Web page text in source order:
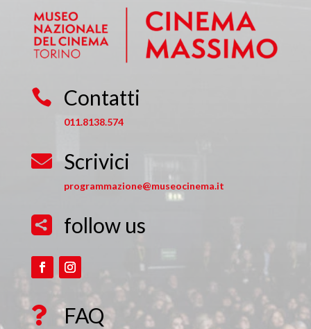
 Contatti
011.8138.574
 Scrivici
programmazione@museocinema.it
 follow us
 FAQ